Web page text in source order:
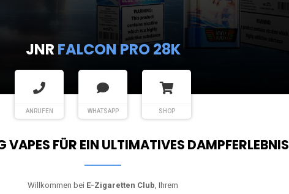
JNR FALCON PRO 28K
ANRUFEN WHATSAPP SHOP
VAPES FÜR EIN ULTIMATIVES DAMPFERLEBNIS
Willkommen bei E-Zigaretten Club, Ihrem